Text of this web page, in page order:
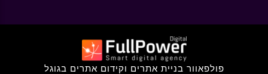
פולפאוור בניית אתרים וקידום אתרים בגוגל